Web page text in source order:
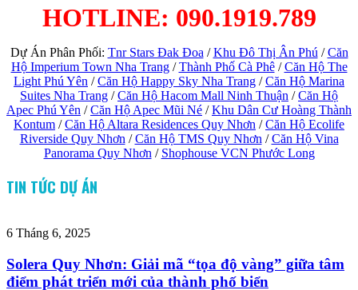
HOTLINE: 090.1919.789
Dự Án Phân Phối: Tnr Stars Đak Đoa /Khu Đô Thị Ân Phú /Căn
Hộ Imperium Town Nha Trang/Thành Phố Cà Phê/Căn Hộ The
Light Phú Yên /Căn Hộ Happy Sky Nha Trang /Căn Hộ Marina
Suites Nha Trang /Căn Hộ Hacom Mall Ninh Thuận /Căn Hộ
Apec Phú Yên /Căn Hộ Apec Mũi Né /Khu Dân Cư Hoàng Thành
Kontum /Căn Hộ Altara Residences Quy Nhơn /Căn Hộ Ecolife
Riverside Quy Nhơn /Căn Hộ TMS Quy Nhơn /Căn Hộ Vina
Panorama Quy Nhơn / Shophouse VCN Phước Long
TIN TỨC DỰ ÁN
6 Tháng 6, 2025
Solera Quy Nhơn: Giải mã “tọa độ vàng” giữa tâm
điểm phát triển mới của thành phố biển